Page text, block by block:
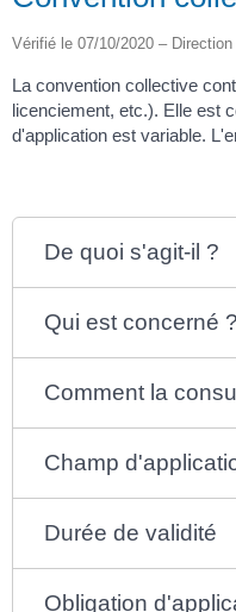
Vérifié le 07/10/2020 –
La convention collective
licenciement, etc.). Elle est
d'application est variable.
De quoi s'agit-il ?
Qui est concerné ?
Comment la
Champ
Durée de validité
Obligation